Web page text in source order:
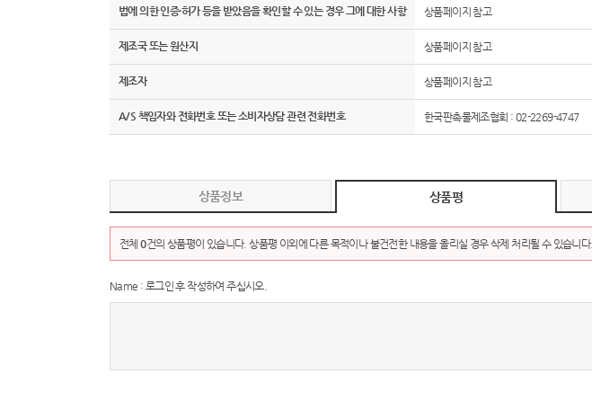
법에 의한 인증·허가 등을 받았음을 확인할 수 있는 경우 그에 대한 사항 상품페이지 참고
제조국 또는 원산지 상품페이지 참고
제조자 상품페이지 참고
A/S 책임자와 전화번호 또는 소비자상담 관련 전화번호 한국판촉물제조협회 : 02-2269-4747
상품정보 상품평
전체0건의 상품평이 있습니다. 상품평 이외에 다른 목적이나 불건전한 내용을 올리실 경우 삭제 처리될 수 있습니다.
Name : 로그인 후 작성하여 주십시오.